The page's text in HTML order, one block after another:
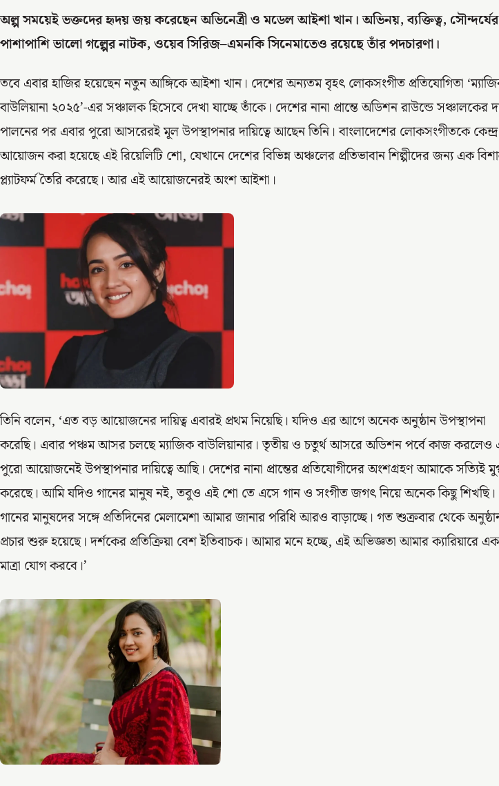
অল্প সময়েই ভক্তদের হৃদয় জয় করেছেন অভিনেত্রী ও মডেল আইশা খান। অভিনয়, ব্যক্তিত্ব, সৌন্দর্যের
পাশাপাশি ভালো গল্পের নাটক, ওয়েব সিরিজ–এমনকি সিনেমাতেও রয়েছে তাঁর পদচারণা।
তবে এবার হাজির হয়েছেন নতুন আঙ্গিকে আইশা খান। দেশের অন্যতম বৃহৎ লোকসংগীত প্রতিযোগিতা
বাউলিয়ানা ২০২৫’-এর সঞ্চালক হিসেবে দেখা যাচ্ছে তাঁকে। দেশের নানা প্রান্তে অডিশন রাউন্ডে সঞ্চালকের
পালনের পর এবার পুরো আসরেরই মূল উপস্থাপনার দায়িত্বে আছেন তিনি। বাংলাদেশের লোকসংগীতকে
আয়োজন করা হয়েছে এই রিয়েলিটি শো, যেখানে দেশের বিভিন্ন অঞ্চলের প্রতিভাবান শিল্পীদের জন্য এক
প্ল্যাটফর্ম তৈরি করেছে। আর এই আয়োজনেরই অংশ আইশা।
তিনি বলেন, ‘এত বড় আয়োজনের দায়িত্ব এবারই প্রথম নিয়েছি। যদিও এর আগে অনেক অনুষ্ঠান উপস্থাপনা
করেছি। এবার পঞ্চম আসর চলছে ম্যাজিক বাউলিয়ানার। তৃতীয় ও চতুর্থ আসরে অডিশন পর্বে কাজ করলেও
পুরো আয়োজনেই উপস্থাপনার দায়িত্বে আছি। দেশের নানা প্রান্তের প্রতিযোগীদের অংশগ্রহণ আমাকে সত্যিই
করেছে। আমি যদিও গানের মানুষ নই, তবুও এই শো তে এসে গান ও সংগীত জগৎ নিয়ে অনেক কিছু শিখছি।
গানের মানুষদের সঙ্গে প্রতিদিনের মেলামেশা আমার জানার পরিধি আরও বাড়াচ্ছে। গত শুক্রবার থেকে
প্রচার শুরু হয়েছে। দর্শকের প্রতিক্রিয়া বেশ ইতিবাচক। আমার মনে হচ্ছে, এই অভিজ্ঞতা আমার ক্যারিয়ারে
মাত্রা যোগ করবে।’